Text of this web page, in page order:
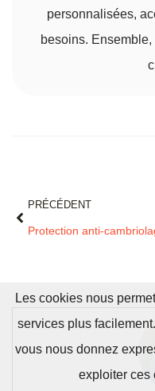
personnalisées,
besoins.
PRÉCÉDENT
Les cookies nous
services plus
vous nous donnez
exploiter ces